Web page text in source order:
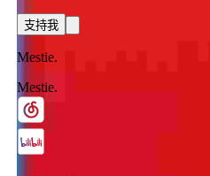
支持我
Mestie.
Mestie.